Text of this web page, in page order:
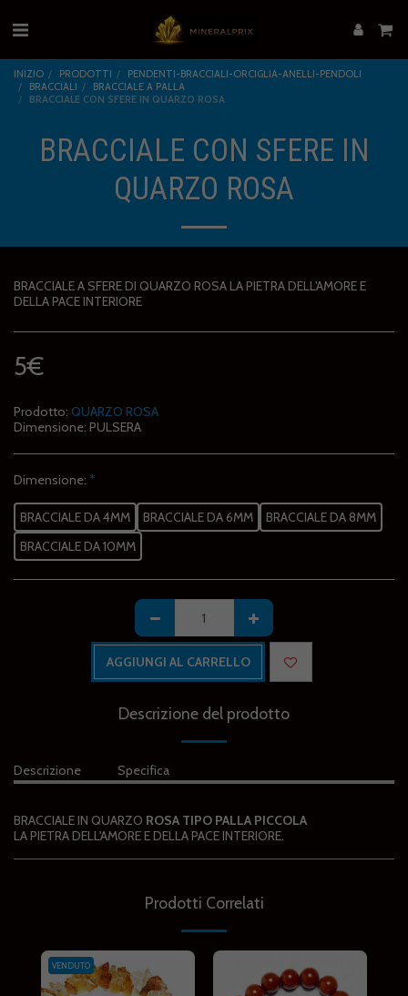
INIZIO PRODOTTI
PENDENTI-BRACCIALI-ORCIGLIA-ANELLI-PENDOLI
BRACCIALI
BRACCIALE A PALLA
BRACCIALE CON SFERE IN QUARZO ROSA
BRACCIALE CON SFERE IN
QUARZO ROSA
BRACCIALE A SFERE DI QUARZO ROSA LA PIETRA DELL'AMORE E
DELLA PACE INTERIORE
5€
Prodotto: QUARZO ROSA
Dimensione: PULSERA
Dimensione: *
BRACCIALE DA 4MM BRACCIALE DA 6MM
BRACCIALE DA 8MM
BRACCIALE DA 10MM
AGGIUNGI AL CARRELLO
Descrizione del prodotto
Descrizione Specifica
BRACCIALE IN QUARZO ROSA TIPO PALLA PICCOLA
LA PIETRA DELL'AMORE E DELLA PACE INTERIORE.
Prodotti Correlati
VENDUTO